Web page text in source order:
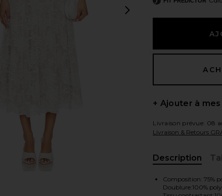
LONGUE KATHERINE in White Chantilly Laceview 2 of 4 ROBE
next slides
+ Ajouter à
Livraison prévue: 08
Livraison & Retours
Description
Composition: 75%
Doublure:100%